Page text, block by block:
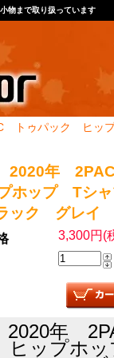
物まで取り扱っています
トゥパック ヒッ
2020年
プホップ Tシ
ック グレイ
3,300円(
年
ップホ